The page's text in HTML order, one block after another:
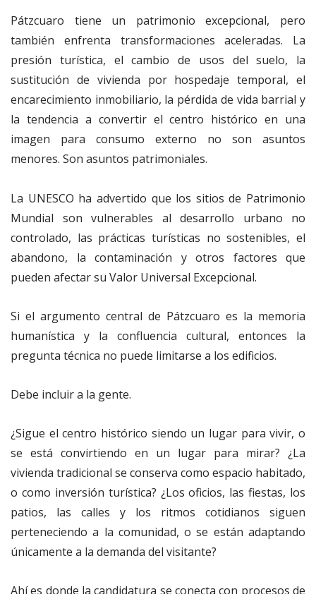
Pátzcuaro tiene un patrimonio excepcional, pero
también enfrenta transformaciones aceleradas. La
presión turística, el cambio de usos del suelo, la
sustitución de vivienda por hospedaje temporal, el
encarecimiento inmobiliario, la pérdida de vida barrial y
la tendencia a convertir el centro histórico en una
imagen para consumo externo no son asuntos
menores. Son asuntos patrimoniales.
La UNESCO ha advertido que los sitios de Patrimonio
Mundial son vulnerables al desarrollo urbano no
controlado, las prácticas turísticas no sostenibles, el
abandono, la contaminación y otros factores que
pueden afectar su Valor Universal Excepcional.
Si el argumento central de Pátzcuaro es la memoria
humanística y la confluencia cultural, entonces la
pregunta técnica no puede limitarse a los edificios.
Debe incluir a la gente.
¿Sigue el centro histórico siendo un lugar para vivir, o
se está convirtiendo en un lugar para mirar? ¿La
vivienda tradicional se conserva como espacio habitado,
o como inversión turística? ¿Los oficios, las fiestas, los
patios, las calles y los ritmos cotidianos siguen
perteneciendo a la comunidad, o se están adaptando
únicamente a la demanda del visitante?
Ahí es donde la candidatura se conecta con procesos de